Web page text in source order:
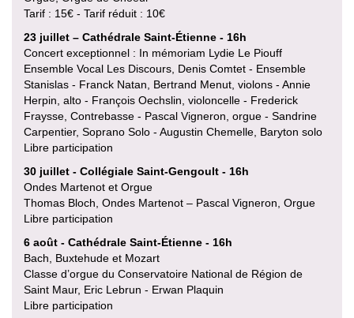
Tarif : 15€ - Tarif réduit : 10€
23 juillet – Cathédrale Saint-Étienne - 16h
Concert exceptionnel : In mémoriam Lydie Le Piouff
Ensemble Vocal Les Discours, Denis Comtet - Ensemble
Stanislas - Franck Natan, Bertrand Menut, violons - Annie
Herpin, alto - François Oechslin, violoncelle - Frederick
Fraysse, Contrebasse - Pascal Vigneron, orgue - Sandrine
Carpentier, Soprano Solo - Augustin Chemelle, Baryton solo
Libre participation
30 juillet - Collégiale Saint-Gengoult - 16h
Ondes Martenot et Orgue
Thomas Bloch, Ondes Martenot – Pascal Vigneron, Orgue
Libre participation
6 août - Cathédrale Saint-Étienne - 16h
Bach, Buxtehude et Mozart
Classe d’orgue du Conservatoire National de Région de
Saint Maur, Eric Lebrun - Erwan Plaquin
Libre participation